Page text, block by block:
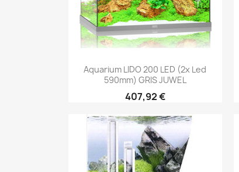
 Aperçu rapide
Aquarium LIDO 200 LED (2x Led
590mm) GRIS JUWEL
407,92 €